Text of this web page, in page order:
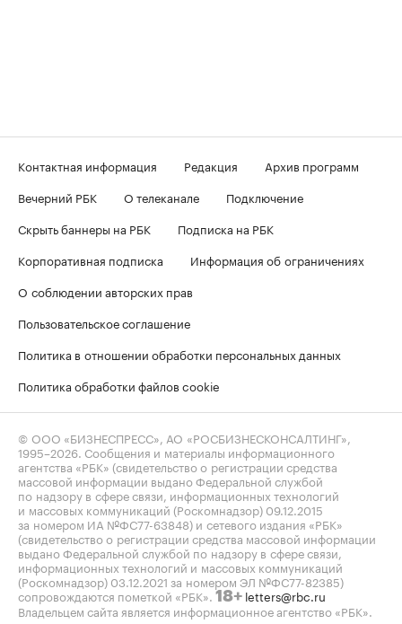
Контактная информация Редакция
Архив программ
Вечерний РБК
О телеканале
Подключение
Скрыть баннеры на РБК
Подписка на РБК
Корпоративная подписка
Информация об ограничениях
О соблюдении авторских прав
Пользовательское соглашение
Политика в отношении обработки персональных данных
Политика обработки файлов cookie
© ООО «БИЗНЕСПРЕСС», АО «РОСБИЗНЕСКОНСАЛТИНГ»,
1995–2026 . Сообщения и материалы информационного
агентства «РБК» (свидетельство о регистрации средства
массовой информации выдано Федеральной службой
по надзору в сфере связи, информационных технологий
и массовых коммуникаций (Роскомнадзор) 09.12.2015
за номером ИА №ФС77-63848) и сетевого издания «РБК»
(свидетельство о регистрации средства массовой информации
выдано Федеральной службой по надзору в сфере связи,
информационных технологий и массовых коммуникаций
(Роскомнадзор) 03.12.2021 за номером ЭЛ №ФС77-82385)
сопровождаются пометкой «РБК». 18+ letters@rbc.ru
Владельцем сайта является информационное агентство «РБК».